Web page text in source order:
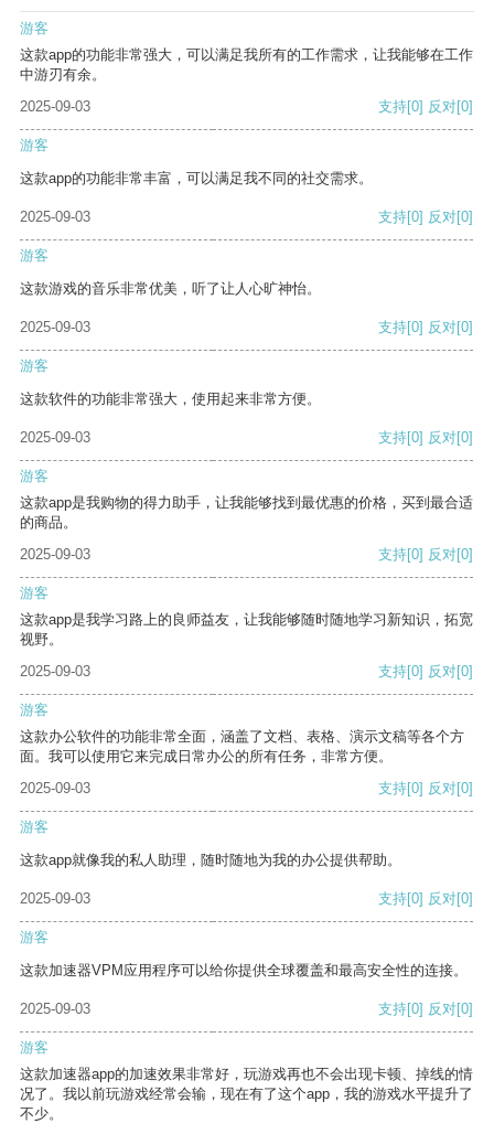
游客
这款app的功能非常强大，可以满足我所有的工作需求，让我能够在工作
中游刃有余。
2025-09-03
支持[0] 反对[0]
游客
这款app的功能非常丰富，可以满足我不同的社交需求。
2025-09-03 支持[0] 反对[0]
游客
这款游戏的音乐非常优美，听了让人心旷神怡。
2025-09-03 支持[0] 反对[0]
游客
这款软件的功能非常强大，使用起来非常方便。
2025-09-03 支持[0] 反对[0]
游客
这款app是我购物的得力助手，让我能够找到最优惠的价格，买到最合适
的商品。
2025-09-03
支持[0] 反对[0]
游客
这款app是我学习路上的良师益友，让我能够随时随地学习新知识，拓宽
视野。
2025-09-03
支持[0] 反对[0]
游客
这款办公软件的功能非常全面，涵盖了文档、表格、演示文稿等各个方
面。我可以使用它来完成日常办公的所有任务，非常方便。
2025-09-03
支持[0] 反对[0]
游客
这款app就像我的私人助理，随时随地为我的办公提供帮助。
2025-09-03 支持[0] 反对[0]
游客
这款加速器VPM应用程序可以给你提供全球覆盖和最高安全性的连接。
2025-09-03 支持[0] 反对[0]
游客
这款加速器app的加速效果非常好，玩游戏再也不会出现卡顿、掉线的情
况了。我以前玩游戏经常会输，现在有了这个app，我的游戏水平提升了
不少。